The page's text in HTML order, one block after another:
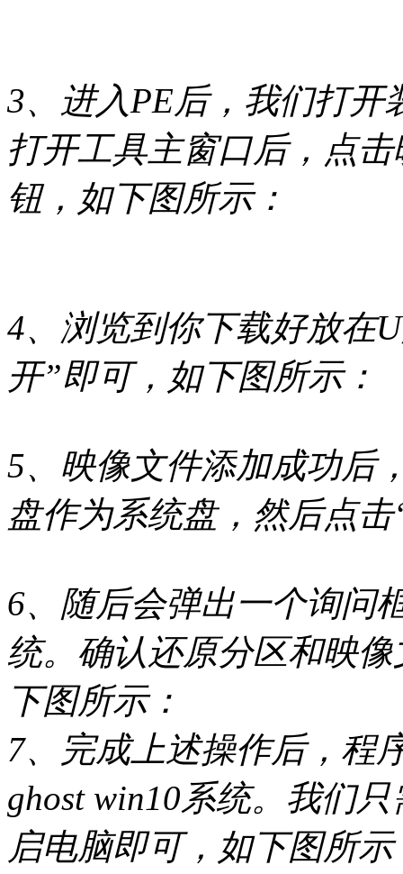
3、进入PE后，我们打开
打开工具主窗口后，点
钮，如下图所示：
4、浏览到你下载好放在
开”即可，如下图所示：
5、映像文件添加成功后
盘作为系统盘，然后点
6、随后会弹出一个询问
统。确认还原分区和映
下图所示：
7、完成上述操作后，程
ghost win10系统。我们
启电脑即可，如下图所示